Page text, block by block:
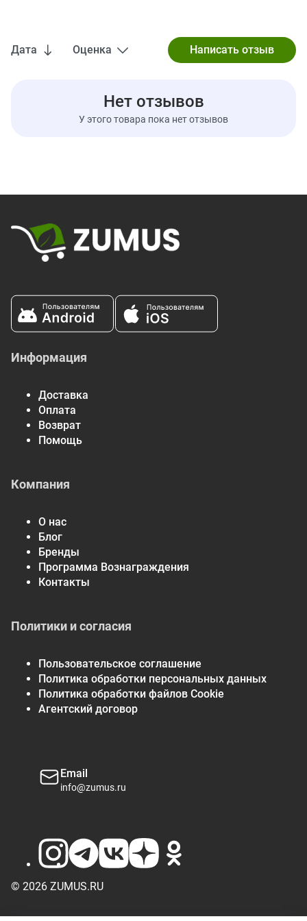
Дата Оценка
Нет отзывов
У этого товара пока нет отзывов
Информация
Доставка
Оплата
Возврат
Помощь
Компания
О нас
Блог
Бренды
Программа Вознаграждения
Контакты
Политики и согласия
Пользовательское соглашение
Политика обработки персональных данных
Политика обработки файлов Cookie
Агентский договор
Email
info@zumus.ru
© 2026 ZUMUS.RU